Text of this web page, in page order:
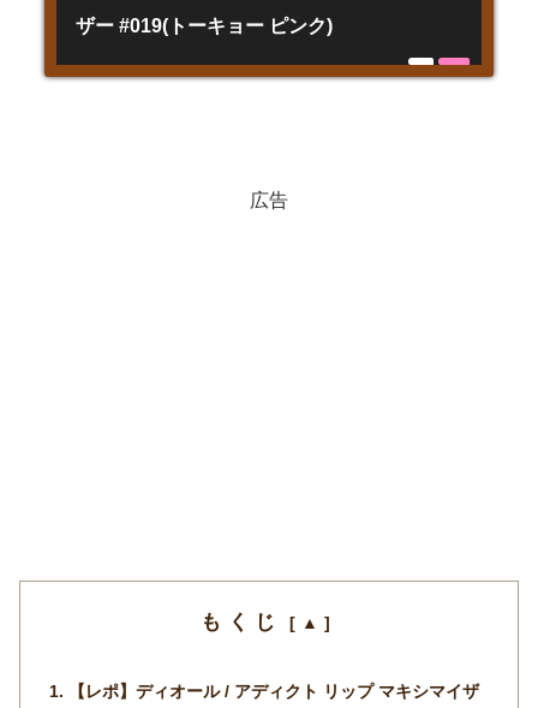
ザー #019(トーキョー ピンク)
広告
もくじ
【レポ】ディオール / アディクト リップ マキシマイザ